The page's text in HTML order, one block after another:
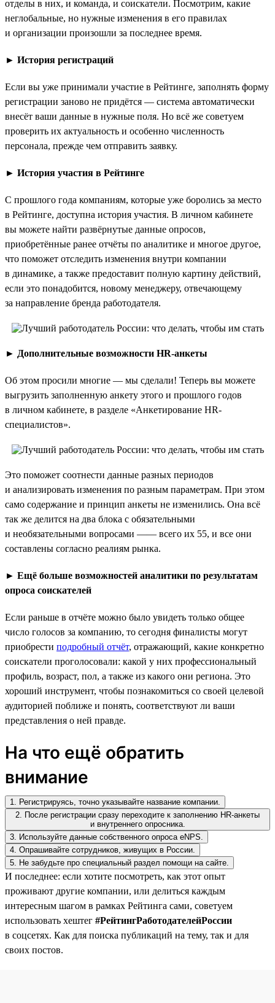
отделы в них, и команда, и соискатели. Посмотрим, какие
неглобальные, но нужные изменения в его правилах
и организации произошли за последнее время.
► История регистраций
Если вы уже принимали участие в Рейтинге, заполнять форму
регистрации заново не придётся — система автоматически
внесёт ваши данные в нужные поля. Но всё же советуем
проверить их актуальность и особенно численность
персонала, прежде чем отправить заявку.
► История участия в Рейтинге
С прошлого года компаниям, которые уже боролись за место
в Рейтинге, доступна история участия. В личном кабинете
вы можете найти развёрнутые данные опросов,
приобретённые ранее отчёты по аналитике и многое другое,
что поможет отследить изменения внутри компании
в динамике, а также предоставит полную картину действий,
если это понадобится, новому менеджеру, отвечающему
за направление бренда работодателя.
► Дополнительные возможности HR-анкеты
Об этом просили многие — мы сделали! Теперь вы можете
выгрузить заполненную анкету этого и прошлого годов
в личном кабинете, в разделе «Анкетирование HR-
специалистов».
Это поможет соотнести данные разных периодов
и анализировать изменения по разным параметрам. При этом
само содержание и принцип анкеты не изменились. Она всё
так же делится на два блока с обязательными
и необязательными вопросами —— всего их 55, и все они
составлены согласно реалиям рынка.
► Ещё больше возможностей аналитики по результатам
опроса соискателей
Если раньше в отчёте можно было увидеть только общее
число голосов за компанию, то сегодня финалисты могут
приобрести подробный отчёт, отражающий, какие конкретно
соискатели проголосовали: какой у них профессиональный
профиль, возраст, пол, а также из какого они региона. Это
хороший инструмент, чтобы познакомиться со своей целевой
аудиторией поближе и понять, соответствуют ли ваши
представления о ней правде.
На что ещё обратить
внимание
1. Регистрируясь, точно указывайте название компании.
2. После регистрации сразу переходите к заполнению HR-анкеты
и внутреннего опросника.
3. Используйте данные собственного опроса eNPS.
4. Опрашивайте сотрудников, живущих в России.
5. Не забудьте про специальный раздел помощи на сайте.
И последнее: если хотите посмотреть, как этот опыт
проживают другие компании, или делиться каждым
интересным шагом в рамках Рейтинга сами, советуем
использовать хештег #РейтингРаботодателейРоссии
в соцсетях. Как для поиска публикаций на тему, так и для
своих постов.